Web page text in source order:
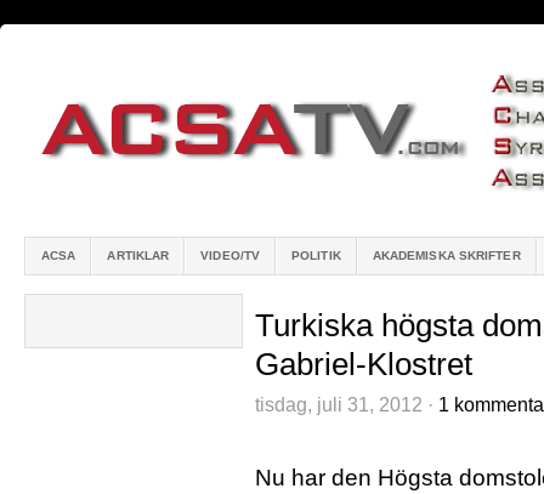
ACSA ARTIKLAR VIDEO/TV POLITIK AKADEMISKA SKRIFTER
Turkiska högsta
Gabriel-Klostret
tisdag, juli 31, 2012 · 1
Nu har den Högsta